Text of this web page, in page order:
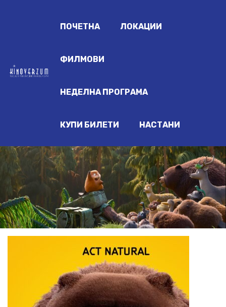
ПОЧЕТНА ЛОКАЦИИ
ФИЛМОВИ
НЕДЕЛНА ПРОГРАМА
КУПИ БИЛЕТИ НАСТАНИ